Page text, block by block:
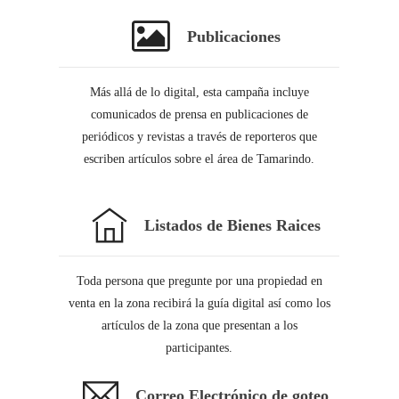
Publicaciones
Más allá de lo digital, esta campaña incluye
comunicados de prensa en publicaciones de
periódicos y revistas a través de reporteros que
escriben artículos sobre el área de Tamarindo.
Listados de Bienes Raices
Toda persona que pregunte por una propiedad en
venta en la zona recibirá la guía digital así como los
artículos de la zona que presentan a los
participantes.